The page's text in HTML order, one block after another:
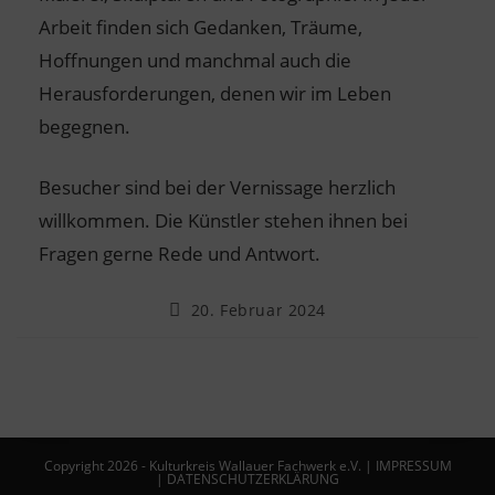
Arbeit finden sich Gedanken, Träume,
Hoffnungen und manchmal auch die
Herausforderungen, denen wir im Leben
begegnen.
Besucher sind bei der Vernissage herzlich
willkommen. Die Künstler stehen ihnen bei
Fragen gerne Rede und Antwort.
20. Februar 2024
Copyright 2026 - Kulturkreis Wallauer Fachwerk e.V. | IMPRESSUM
| DATENSCHUTZERKLÄRUNG